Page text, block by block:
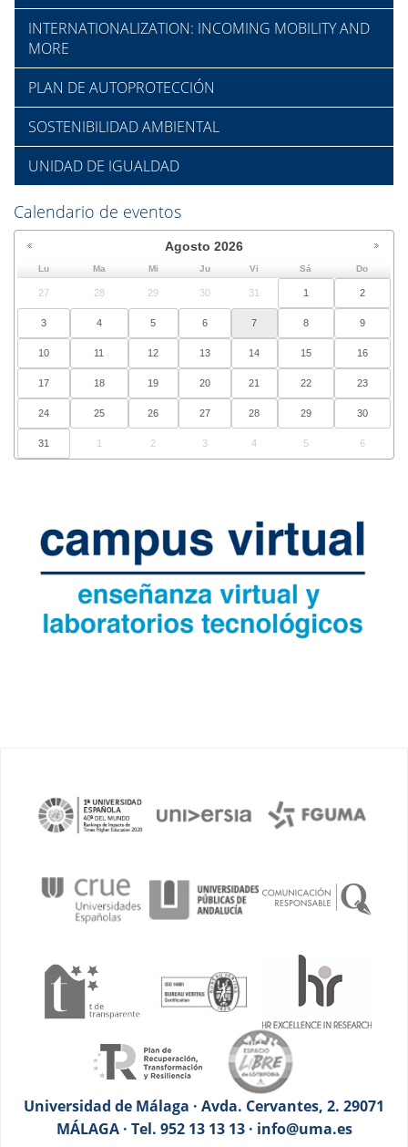
INTERNATIONALIZATION: INCOMING MOBILITY AND
MORE
PLAN DE AUTOPROTECCIÓN
SOSTENIBILIDAD AMBIENTAL
UNIDAD DE IGUALDAD
Calendario de eventos
Agosto 2026
Lu Ma Mi Ju Vi Sá Do
27 28 29 30 31 1 2
3 4 5 6 7 8 9
10 11 12 13 14 15 16
17 18 19 20 21 22 23
24 25 26 27 28 29 30
31 1 2 3 4 5 6
Universidad de Málaga · Avda. Cervantes, 2. 29071
MÁLAGA · Tel. 952 13 13 13 · info@uma.es